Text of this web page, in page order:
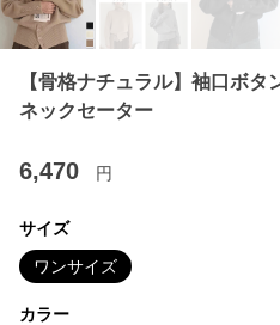
【骨格ナチュラル】袖口ボ
ネックセーター
6,470 円
サイズ
ワンサイズ
カラー